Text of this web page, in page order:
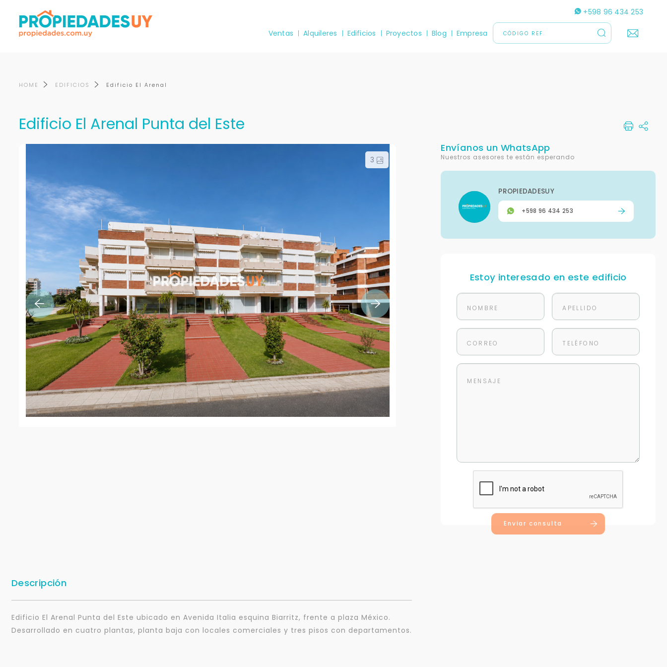
+598 96 434 253
Ventas Alquileres Edificios Proyectos Blog Empresa
HOME EDIFICIOS Edificio El Arenal
Edificio El Arenal Punta del Este
3
Envíanos un WhatsApp
Nuestros asesores te están esperando
PROPIEDADESUY
+598 96 434 253
Estoy interesado en este edificio
Enviar consulta
Descripción
Edificio El Arenal Punta del Este ubicado en Avenida Italia esquina Biarritz, frente a plaza México.
Desarrollado en cuatro plantas, planta baja con locales comerciales y tres pisos con departamentos.
mejor y más rápido
Déjanos tus datos para identificar tu consulta en el sistema de gestión de
clientes.